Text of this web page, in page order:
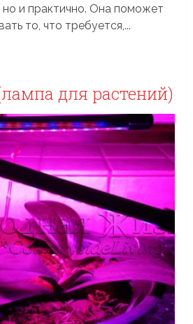
но и практично. Она поможет
то, что требуется,...
для растений)